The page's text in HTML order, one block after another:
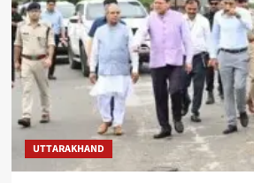
UTTARAKHAND